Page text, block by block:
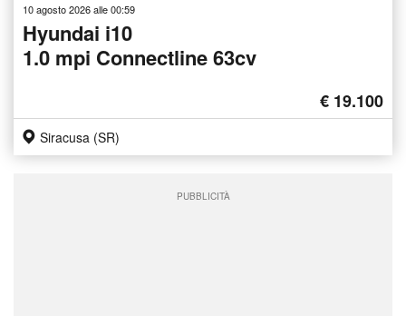
10 agosto 2026 alle 00:59
Hyundai i10
1.0 mpi Connectline 63cv
€ 19.100
Siracusa (SR)
PUBBLICITÀ